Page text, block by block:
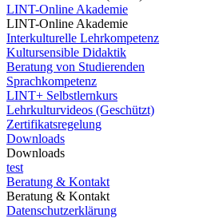
LINT-Online Akademie
LINT-Online Akademie
Interkulturelle Lehrkompetenz
Kultursensible Didaktik
Beratung von Studierenden
Sprachkompetenz
LINT+ Selbstlernkurs
Lehrkulturvideos (Geschützt)
Zertifikatsregelung
Downloads
Downloads
test
Beratung & Kontakt
Beratung & Kontakt
Datenschutzerklärung